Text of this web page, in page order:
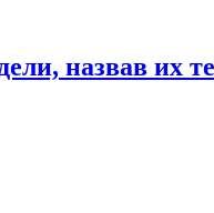
назвав их